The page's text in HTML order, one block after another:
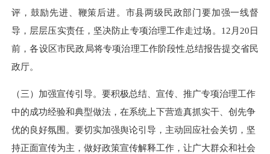
评，鼓励先进、鞭策后进。市县两级民政部门要加强一线督
导，层层压实责任，坚决防止专项治理工作走过场。 12月 20日
前，各设区市民政局将专项治理工作阶段性总结报告提交省民
政厅。
（三）加强宣传引导。要积极总结、宣传、推广专项治理工作
中的成功经验和典型做法，在系统上下营造真抓实干、创先争
优的良好氛围。要切实加强舆论引导，主动回应社会关切，坚
持正面宣传为主，做好政策宣传解释工作，让广大群众和社会